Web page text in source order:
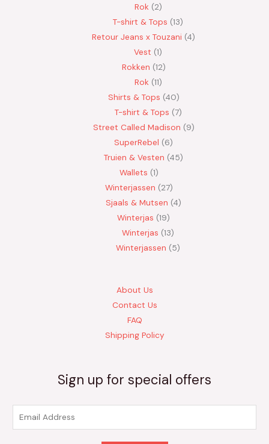
Rok 2
T-shirt & Tops 13
Retour Jeans x Touzani 4
Vest 1
Rokken 12
Rok 11
Shirts & Tops 40
T-shirt & Tops 7
Street Called Madison 9
SuperRebel
6
Truien & Vesten 45
Wallets 1
Winterjassen
27
Sjaals & Mutsen 4
Winterjas 19
Winterjas 13
Winterjassen
5
About Us
Contact Us
FAQ
Shipping Policy
Sign up for special offers
m